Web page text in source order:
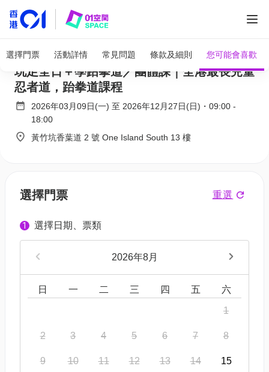
選擇門票 活動詳情 常見問題 條款及細則 您可能會喜歡
MOSKIDDO 黃竹坑三萬呎遊樂場｜獨家78折
玩足全日＋學跆拳道／團體課｜全港最長兒童
忍者道，跆拳道課程
2026年03月09日(一) 至 2026年12月27日(日) ・ 09:00 -
18:00
黃竹坑香葉道 2 號 One Island South 13 樓
選擇門票 重選
1 選擇日期、票類
2026年8月
日 一 二 三 四 五 六
1
2 3 4 5 6 7 8
9 10 11 12 13 14 15